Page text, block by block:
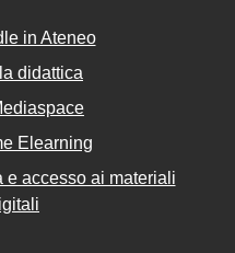
in Ateneo
didattica
Elearning
accesso ai materiali